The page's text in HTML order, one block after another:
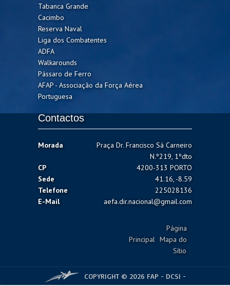
Tabanca Grande
Cacimbo
Reserva Naval
Liga dos Combatentes
ADFA
Walkarounds
Pássaro de Ferro
AFAP - Associação da Força Aérea
Portuguesa
Contactos
Morada
Praça Dr. Francisco Sá Carneiro
N.º219, 1ºdto
CP
4200-313 PORTO
Sede
41.16, -8.59
Telefone
225028136
E-Mail
aefa.dir.nacional@gmail.com
Página
Principal Mapa do
Sítio
COPYRIGHT © 2026 FAP - DCSI -